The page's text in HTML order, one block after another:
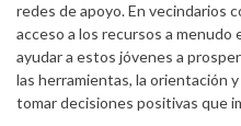
redes de apoyo. En vecindarios
acceso a los recursos a
ayudar a estos jóvenes a
las herramientas, la orientación
tomar decisiones positivas que